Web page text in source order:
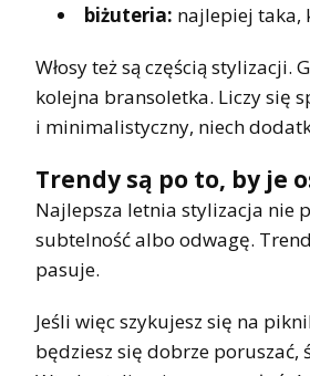
biżuteria: najlepiej taka,
Włosy też są częścią
kolejna bransoletka. Liczy się
i minimalistyczny, niech
Trendy są po to, by je
Najlepsza letnia stylizacja nie
subtelność albo odwagę.
pasuje.
Jeśli więc szykujesz się na
będziesz się dobrze poruszać,